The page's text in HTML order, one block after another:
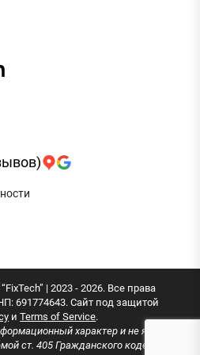
| 2023 - 2026. Все права
691774643. Сайт под защитой
иTerms of Service.
характер и не является
ст. 405 Гражданского кодекса